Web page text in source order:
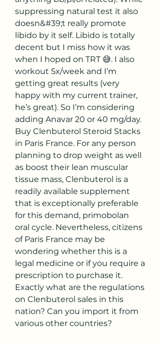
suppressing natural test it also
doesn&#39;t really promote
libido by it self. Libido is totally
decent but I miss how it was
when I hoped on TRT 😅. I also
workout 5x/week and I’m
getting great results (very
happy with my current trainer,
he’s great). So I’m considering
adding Anavar 20 or 40 mg/day.
Buy Clenbuterol Steroid Stacks
in Paris France. For any person
planning to drop weight as well
as boost their lean muscular
tissue mass, Clenbuterol is a
readily available supplement
that is exceptionally preferable
for this demand, primobolan
oral cycle. Nevertheless, citizens
of Paris France may be
wondering whether this is a
legal medicine or if you require a
prescription to purchase it.
Exactly what are the regulations
on Clenbuterol sales in this
nation? Can you import it from
various other countries?